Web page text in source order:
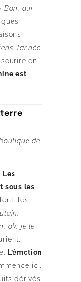
Bon, qui
l’année
sourire en
est
terre
de
Les
sous les
les
ok, je le
L’émotion
ici,
dérivés.